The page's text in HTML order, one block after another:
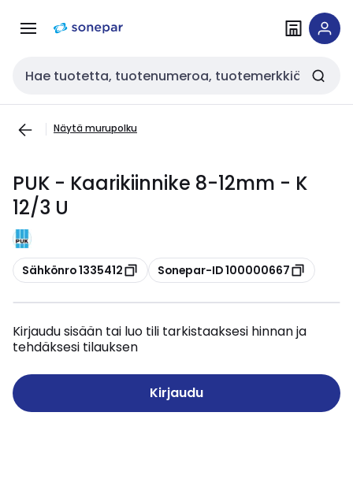
navigointiinsisältöön
Haku
Näytä murupolku
PUK - Kaarikiinnike 8-12mm - K
12/3 U
Kopioi
Sähkönro 1335412 Kopioi
Sonepar-ID 100000667
Kirjaudu sisään tai luo tili tarkistaaksesi hinnan ja
tehdäksesi tilauksen
Kirjaudu